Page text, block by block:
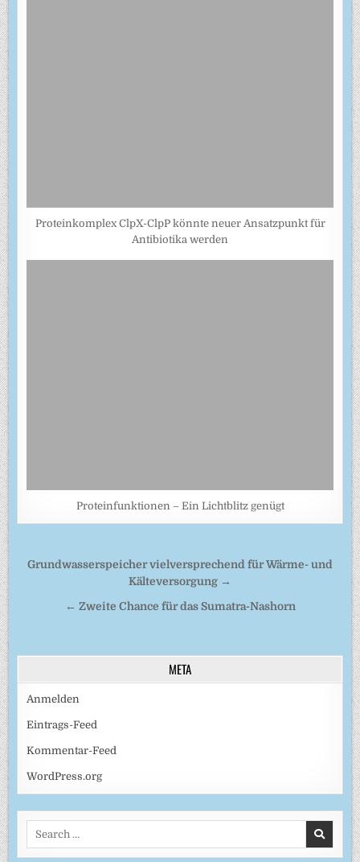
Proteinkomplex ClpX-ClpP könnte neuer Ansatzpunkt für
Antibiotika werden
Proteinfunktionen – Ein Lichtblitz genügt
Beitragsnavigation
Grundwasserspeicher vielversprechend für Wärme- und
Kälteversorgung →
← Zweite Chance für das Sumatra-Nashorn
META
Anmelden
Eintrags-Feed
Kommentar-Feed
WordPress.org